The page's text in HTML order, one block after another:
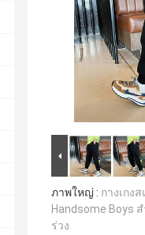
ภาพใหญ่ : กางเกง
Handsome Boys
ร่วง